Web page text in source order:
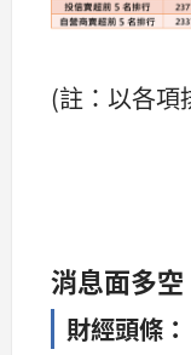
(註：以各項
消息面多空
財經頭條：